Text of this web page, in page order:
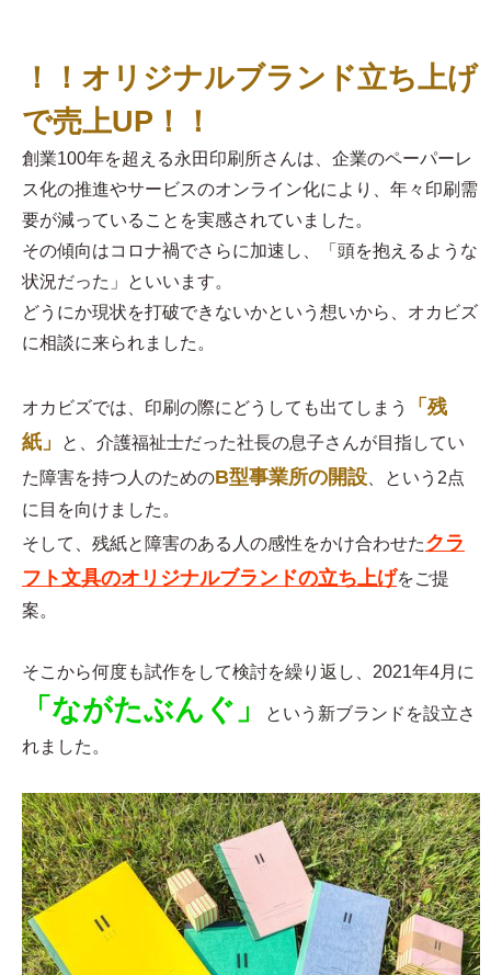
！！オリジナルブランド立ち上げ
で売上UP！！
創業100年を超える永田印刷所さんは、企業のペーパーレ
ス化の推進やサービスのオンライン化により、年々印刷需
要が減っていることを実感されていました。
その傾向はコロナ禍でさらに加速し、「頭を抱えるような
状況だった」といいます。
どうにか現状を打破できないかという想いから、オカビズ
に相談に来られました。
オカビズでは、印刷の際にどうしても出てしまう
「残
紙」
と、介護福祉士だった社長の息子さんが目指してい
た障害を持つ人のためのB型事業所の開設、という2点
に目を向けました。
そして、残紙と障害のある人の感性をかけ合わせたクラ
フト文具のオリジナルブランドの立ち上げをご提
案。
そこから何度も試作をして検討を繰り返し、2021年4月に
「ながたぶんぐ」
という新ブランドを設立さ
れました。